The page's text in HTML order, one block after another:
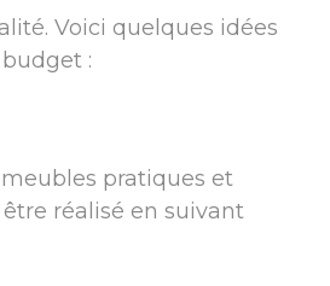
Voici quelques idées
:
pratiques et
réalisé en suivant